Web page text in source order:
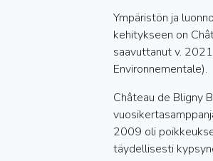
Ympäristön ja
kehitykseen on
saavuttanut v.
Environnementale).
Château de Bligny
2009 oli
täydellisesti